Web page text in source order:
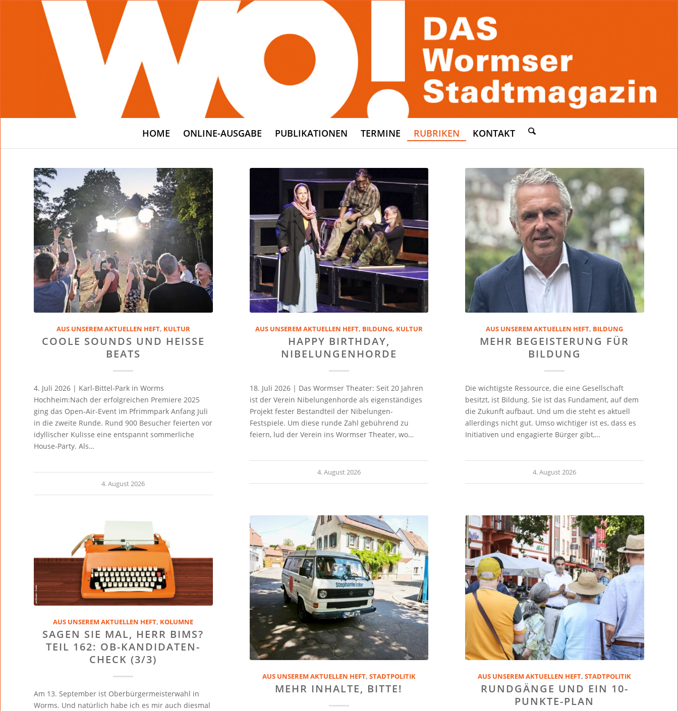
HOME ONLINE-AUSGABE PUBLIKATIONEN TERMINE RUBRIKEN KONTAKT
AUS UNSEREM AKTUELLEN HEFT, KULTUR
COOLE SOUNDS UND HEISSE
BEATS
4. Juli 2026 | Karl-Bittel-Park in Worms
Hochheim:Nach der erfolgreichen Premiere 2025
ging das Open-Air-Event im Pfrimmpark Anfang Juli
in die zweite Runde. Rund 900 Besucher feierten vor
idyllischer Kulisse eine entspannt sommerliche
House-Party. Als…
4. August 2026
AUS UNSEREM AKTUELLEN HEFT, BILDUNG, KULTUR
HAPPY BIRTHDAY,
NIBELUNGENHORDE
18. Juli 2026 | Das Wormser Theater: Seit 20 Jahren
ist der Verein Nibelungenhorde als eigenständiges
Projekt fester Bestandteil der Nibelungen-
Festspiele. Um diese runde Zahl gebührend zu
feiern, lud der Verein ins Wormser Theater, wo…
4. August 2026
AUS UNSEREM AKTUELLEN HEFT, BILDUNG
MEHR BEGEISTERUNG FÜR
BILDUNG
Die wichtigste Ressource, die eine Gesellschaft
besitzt, ist Bildung. Sie ist das Fundament, auf dem
die Zukunft aufbaut. Und um die steht es aktuell
allerdings nicht gut. Umso wichtiger ist es, dass es
Initiativen und engagierte Bürger gibt,…
4. August 2026
AUS UNSEREM AKTUELLEN HEFT, KOLUMNE
SAGEN SIE MAL, HERR BIMS?
TEIL 162: OB-KANDIDATEN-
CHECK (3/3)
Am 13. September ist Oberbürgermeisterwahl in
Worms. Und natürlich habe ich es mir auch diesmal
AUS UNSEREM AKTUELLEN HEFT, STADTPOLITIK
MEHR INHALTE, BITTE!
AUS UNSEREM AKTUELLEN HEFT,STADTPOLITIK
RUNDGÄNGE UND EIN 10-
PUNKTE-PLAN